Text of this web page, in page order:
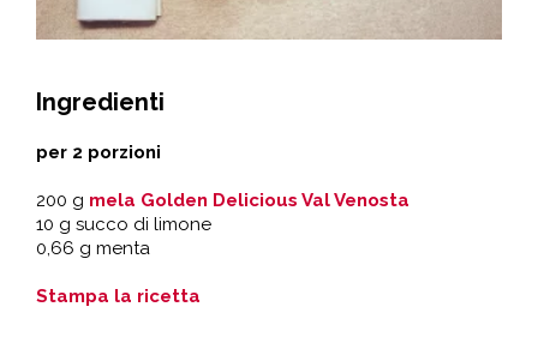
Ingredienti
per 2 porzioni
200 g mela Golden Delicious Val Venosta
10 g succo di limone
0,66 g menta
Stampa la ricetta